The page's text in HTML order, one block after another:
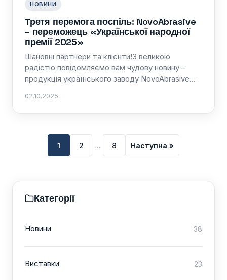
НОВИНИ
Третя перемога поспіль: NovoAbrasive
– переможець «Української народної
премії 2025»
Шановні партнери та клієнти!З великою
радістю повідомляємо вам чудову новину –
продукція українського заводу NovoAbrasive…
02.10.2025
pagination
1 2 … 8 Наступна »
Категорії
Новини 38
Виставки 23